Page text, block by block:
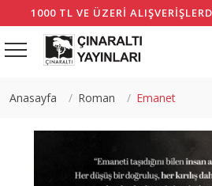
1000 TL VE ÜZERI
Anasayfa Roman Emanet